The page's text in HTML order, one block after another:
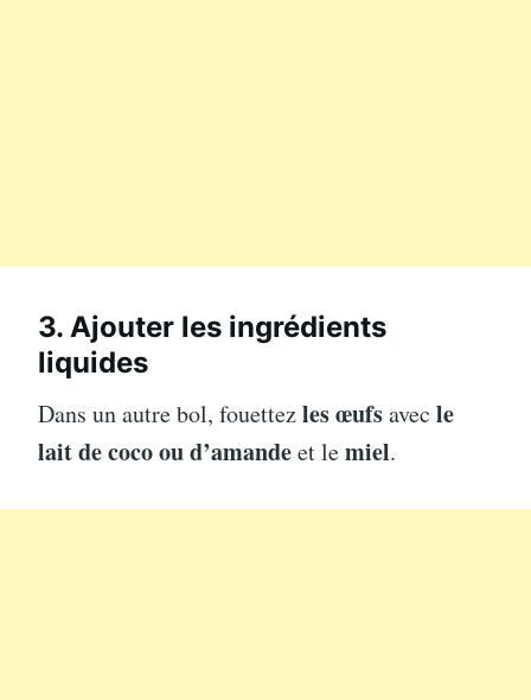
3. Ajouter les ingrédients
liquides
Dans un autre bol, fouettezles œufsavec le
lait de coco ou d’amandeet lemiel.